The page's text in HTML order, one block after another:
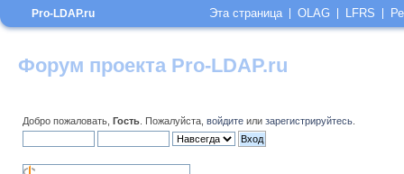
Форум проекта Pro-LDAP.ru
Добро пожаловать, Гость . Пожалуйста, войдите или зарегистрируйтесь
Pro-LDAP.ru Эта страница OLAG LFRS